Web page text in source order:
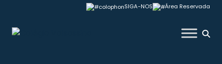
content
SIGA-NOS Área Reservada